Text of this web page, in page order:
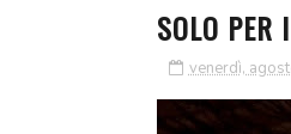
SOLO PER
venerdì,